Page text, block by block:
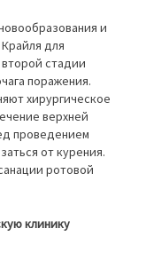
и
для
стадии
поражения.
хирургическое
верхней
проведением
от курения.
ротовой
клинику